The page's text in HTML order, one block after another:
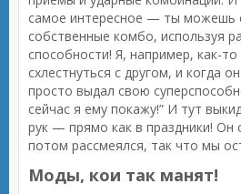
самое интересное — ты можешь
собственные комбо, используя
способности! Я, например, как-
схлестнуться с другом, и когда
просто выдал свою
сейчас я ему покажу!” И тут
рук — прямо как в праздники! Он
потом рассмеялся, так что мы
Моды, кои так манят!